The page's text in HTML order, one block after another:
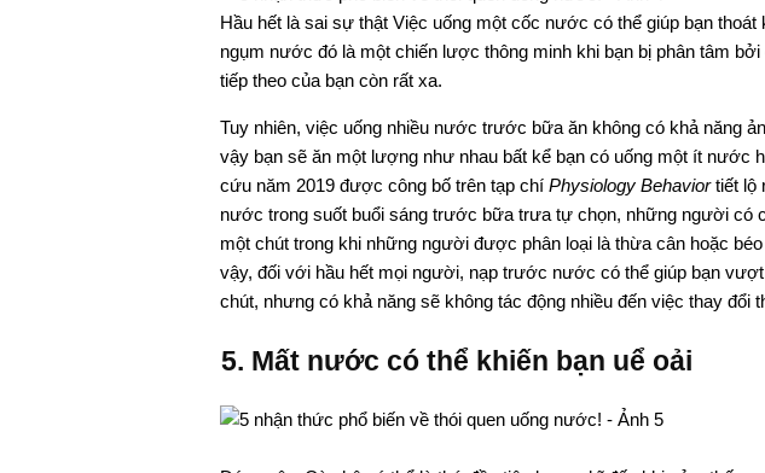
Hầu hết là sai sự thật Việc uống một cốc nước có thể giúp bạn
ngụm nước đó là một chiến lược thông minh khi bạn bị phân tâm
tiếp theo của bạn còn rất xa.
Tuy nhiên, việc uống nhiều nước trước bữa ăn không có khả năng
vậy bạn sẽ ăn một lượng như nhau bất kể bạn có uống một ít nước
cứu năm 2019 được công bố trên tạp chí Physiology Behaviortiết lộ
nước trong suốt buổi sáng trước bữa trưa tự chọn, những người có
một chút trong khi những người được phân loại là thừa cân hoặc
vậy, đối với hầu hết mọi người, nạp trước nước có thể giúp bạn
chút, nhưng có khả năng sẽ không tác động nhiều đến việc thay đổi
5. Mất nước có thể khiến bạn uể oải